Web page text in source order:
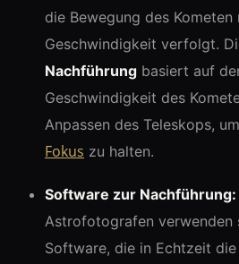
die Bewegung des
Geschwindigkeit verfolgt.
Nachführung basiert auf
Geschwindigkeit des
Anpassen des Teleskops,
Fokus zu halten.
Software zur Nachführung:
Astrofotografen verwenden
Software, die in Echtzeit